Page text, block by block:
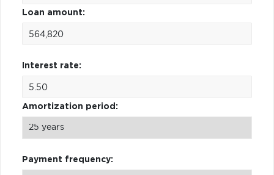
Loan amount:
Interest rate:
Amortization period:
Payment frequency: